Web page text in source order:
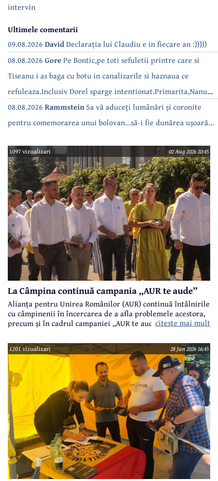
intervin
Ultimele comentarii
09.08.2026 DavidDeclarația lui Claudiu e in fiecare an :)))))
08.08.2026 GorePe Bontic,pe toti sefuletii printre care si
Tiseanu i as baga cu botu in canalizarile si haznaua ce
refuleaza.Inclusiv Dorel sparge intentionat.Primarita,Nanu
bea apa de la robinet.Asta as intreba o si pe Izabel Mitrea
08.08.2026 RammsteinSa vă aduceți lumânări și coronite
pentru comemorarea unui bolovan...să-i fie dunărea ușoară...
1097 vizualizari 02 Aug 2026 10:45
La Câmpina continuă campania „AUR te aude”
Alianța pentru Unirea Românilor (AUR) continuă întâlnirile
cu câmpinenii în încercarea de a afla problemele acestora,
precum și în cadrul campaniei „AUR te aude”.citeste mai mult
1201 vizualizari 28 Jun 2026 16:45